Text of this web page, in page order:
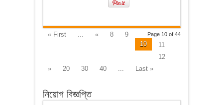
Page 10 of 44
« First ... « 8
9
10
11
12
»
20 30 40 ... Last »
নিয়োগ বিজ্ঞপ্তি